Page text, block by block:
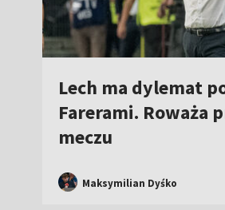
Lech ma dylemat
Farerami. Roważa
meczu
Maksymilian Dyśko